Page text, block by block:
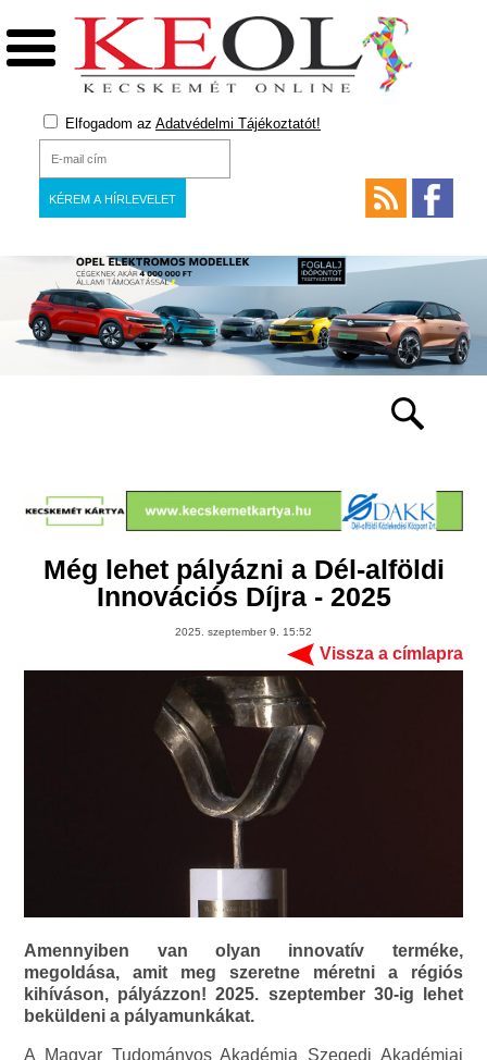
Elfogadom az Adatvédelmi Tájékoztatót!
Még lehet pályázni a Dél-alföldi
Innovációs Díjra - 2025
2025. szeptember 9. 15:52
Vissza a címlapra
Amennyiben van olyan innovatív terméke,
megoldása, amit meg szeretne méretni a régiós
kihíváson, pályázzon! 2025. szeptember 30-ig lehet
beküldeni a pályamunkákat.
A Magyar Tudományos Akadémia Szegedi Akadémiai